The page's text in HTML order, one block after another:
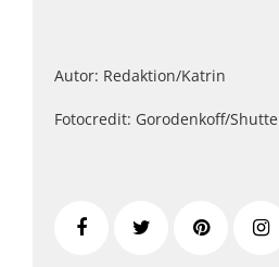
Autor: Redaktion/Katrin
Fotocredit: Gorodenkoff/